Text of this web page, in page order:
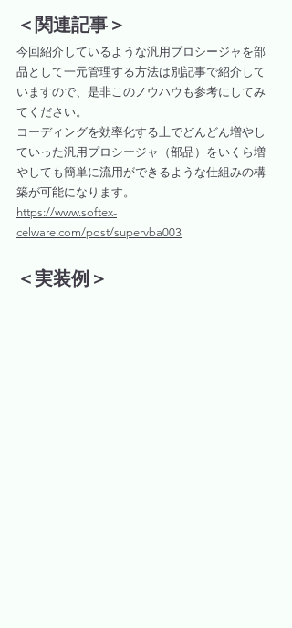
＜関連記事＞
今回紹介しているような汎用プロシージャを部
品として一元管理する方法は別記事で紹介して
いますので、是非このノウハウも参考にしてみ
てください。
コーディングを効率化する上でどんどん増やし
ていった汎用プロシージャ（部品）をいくら増
やしても簡単に流用ができるような仕組みの構
築が可能になります。
https://www.softex-
celware.com/post/supervba003
＜実装例＞